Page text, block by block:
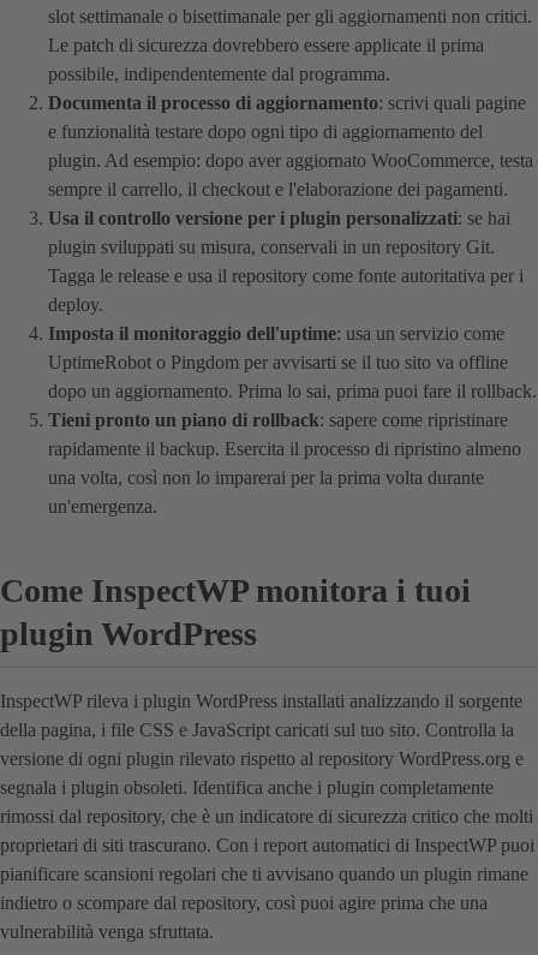
slot settimanale o bisettimanale per gli aggiornamenti non critici.
Le patch di sicurezza dovrebbero essere applicate il prima
possibile, indipendentemente dal programma.
Documenta il processo di aggiornamento: scrivi quali pagine
e funzionalità testare dopo ogni tipo di aggiornamento del
plugin. Ad esempio: dopo aver aggiornato WooCommerce, testa
sempre il carrello, il checkout e l'elaborazione dei pagamenti.
Usa il controllo versione per i plugin personalizzati: se hai
plugin sviluppati su misura, conservali in un repository Git.
Tagga le release e usa il repository come fonte autoritativa per i
deploy.
Imposta il monitoraggio dell'uptime: usa un servizio come
UptimeRobot o Pingdom per avvisarti se il tuo sito va offline
dopo un aggiornamento. Prima lo sai, prima puoi fare il rollback.
Tieni pronto un piano di rollback: sapere come ripristinare
rapidamente il backup. Esercita il processo di ripristino almeno
una volta, così non lo imparerai per la prima volta durante
un'emergenza.
Come InspectWP monitora i tuoi
plugin WordPress
InspectWP rileva i plugin WordPress installati analizzando il sorgente
della pagina, i file CSS e JavaScript caricati sul tuo sito. Controlla la
versione di ogni plugin rilevato rispetto al repository WordPress.org e
segnala i plugin obsoleti. Identifica anche i plugin completamente
rimossi dal repository, che è un indicatore di sicurezza critico che molti
proprietari di siti trascurano. Con i report automatici di InspectWP puoi
pianificare scansioni regolari che ti avvisano quando un plugin rimane
indietro o scompare dal repository, così puoi agire prima che una
vulnerabilità venga sfruttata.